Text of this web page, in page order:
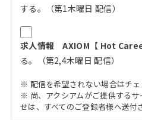
する。（第1木曜日 配信）
求人情報 AXIOM【 Hot
る。（第2,4木曜日 配信）
※ 配信を希望されない場合はチェ
※ 尚、アクシアムがご提供する
せは、すべてのご登録者様へ送付